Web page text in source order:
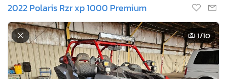
2022 Polaris Rzr xp 1000 Premium
1/10